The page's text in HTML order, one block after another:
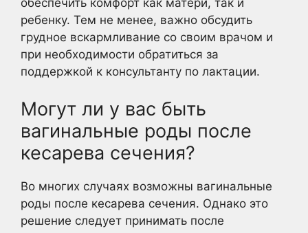
обеспечить комфорт как матери, так и
ребенку. Тем не менее, важно обсудить
грудное вскармливание со своим врачом и
при необходимости обратиться за
поддержкой к консультанту по лактации.
Могут ли у вас быть
вагинальные роды после
кесарева сечения?
Во многих случаях возможны вагинальные
роды после кесарева сечения. Однако это
решение следует принимать после